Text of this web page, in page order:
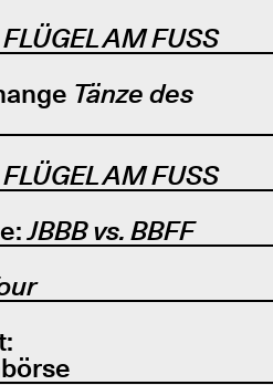
FLÜGEL AM FUSS
Tänze des
FLÜGEL AM FUSS
JBBB vs. BBFF